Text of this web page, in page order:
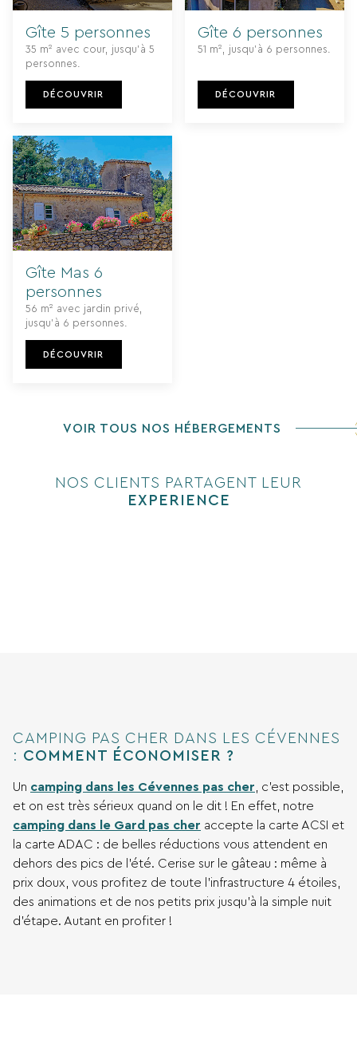
Gîte 5 personnes
35 m² avec cour, jusqu’à 5
personnes.
DÉCOUVRIR
Gîte 6 personnes
51 m², jusqu’à 6 personnes.
DÉCOUVRIR
Gîte Mas 6
personnes
56 m² avec jardin privé,
jusqu’à 6 personnes.
DÉCOUVRIR
VOIR TOUS NOS HÉBERGEMENTS
NOS CLIENTS PARTAGENT LEUR
EXPERIENCE
CAMPING PAS CHER DANS LES CÉVENNES
: COMMENT ÉCONOMISER ?
Un camping dans les Cévennes pas cher , c’est possible,
et on est très sérieux quand on le dit ! En effet, notre
camping dans le Gard pas cher accepte la carte ACSI et
la carte ADAC : de belles réductions vous attendent en
dehors des pics de l’été. Cerise sur le gâteau : même à
prix doux, vous profitez de toute l’infrastructure 4 étoiles,
des animations et de nos petits prix jusqu’à la simple nuit
d’étape. Autant en profiter !